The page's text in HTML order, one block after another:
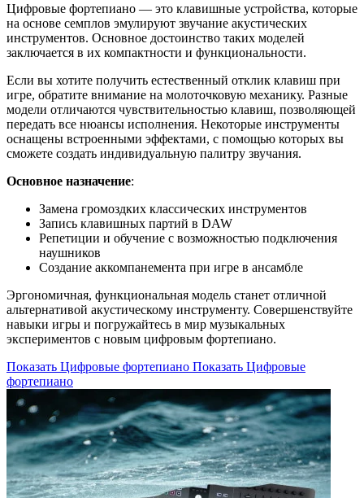
Цифровые фортепиано — это клавишные устройства, которые
на основе семплов эмулируют звучание акустических
инструментов. Основное достоинство таких моделей
заключается в их компактности и функциональности.
Если вы хотите получить естественный отклик клавиш при
игре, обратите внимание на молоточковую механику. Разные
модели отличаются чувствительностью клавиш, позволяющей
передать все нюансы исполнения. Некоторые инструменты
оснащены встроенными эффектами, с помощью которых вы
сможете создать индивидуальную палитру звучания.
Основное назначение:
Замена громоздких классических инструментов
Запись клавишных партий в DAW
Репетиции и обучение с возможностью подключения
наушников
Создание аккомпанемента при игре в ансамбле
Эргономичная, функциональная модель станет отличной
альтернативой акустическому инструменту. Совершенствуйте
навыки игры и погружайтесь в мир музыкальных
экспериментов с новым цифровым фортепиано.
Показать Цифровые фортепиано Показать Цифровые
фортепиано